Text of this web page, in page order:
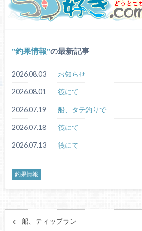
釣果情報 の最新記事
2026.08.03 お知らせ
2026.08.01 筏にて
2026.07.19 船、タテ釣りで
2026.07.18 筏にて
2026.07.13 筏にて
釣果情報
船、ティップラン